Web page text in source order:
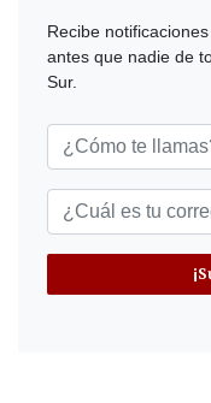
Recibe
antes que nadie de
Sur.